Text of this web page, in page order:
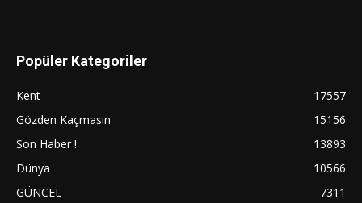
Popüler Kategoriler
Kent
17557
Gözden Kaçmasın
15156
Son Haber !
13893
Dünya
10566
GÜNCEL
7311